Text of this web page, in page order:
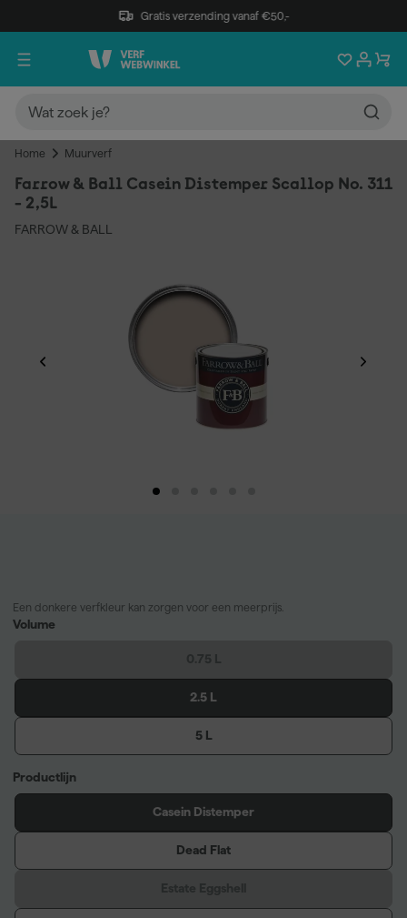
Gratis verzending vanaf €50,-
Home Muurverf
Farrow & Ball Casein Distemper Scallop No. 311
- 2,5L
FARROW & BALL
Een donkere verfkleur kan zorgen voor een meerprijs.
Volume
2.5 L
5 L
Productlijn
Casein Distemper
Dead Flat